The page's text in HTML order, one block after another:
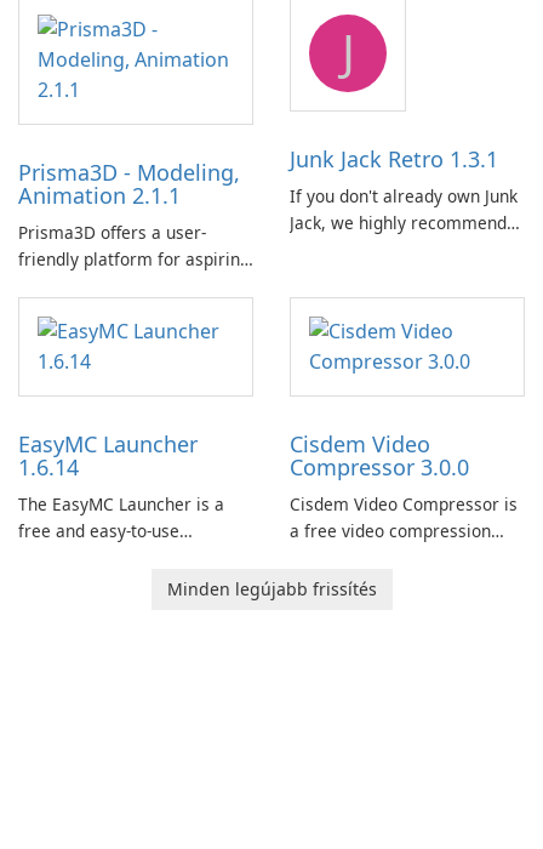
emulator built atop the
BlueStacks engine and tuned
for MSI hardware.
Prisma3D - Modeling,
Animation 2.1.1
Prisma3D offers a user-
friendly platform for aspiring
imagination to life. With a
wide range of tools and
features, this app allows
users to easily design 3D
captivating animated scenes.
J
Junk Jack Retro 1.3.1
If you don't already own Junk
Jack, we highly recommend
This game is where it all
began! Junk Jack Retro,
formerly known as Junk Jack,
EasyMC Launcher
1.6.14
The EasyMC Launcher is a
free and easy-to-use
developed by EasyMC. It
Cisdem Video
Compressor 3.0.0
Cisdem Video Compressor is
a free video compression
users to compress media
Minden legújabb frissítés